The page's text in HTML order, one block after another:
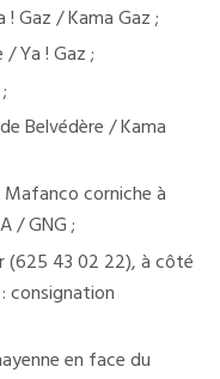
Gaz / Kama Gaz ;
Ya ! Gaz ;
Belvédère / Kama
corniche à
/ GNG ;
(625 43 02 22), à côté
consignation
en face du